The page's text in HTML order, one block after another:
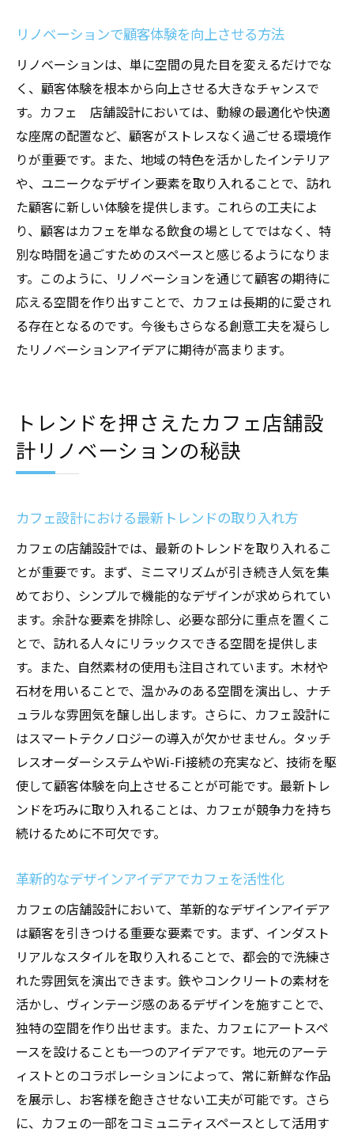
リノベーションで顧客体験を向上させる方法
リノベーションは、単に空間の見た目を変えるだけでな
く、顧客体験を根本から向上させる大きなチャンスで
す。カフェ 店舗設計においては、動線の最適化や快適
な座席の配置など、顧客がストレスなく過ごせる環境作
りが重要です。また、地域の特色を活かしたインテリア
や、ユニークなデザイン要素を取り入れることで、訪れ
た顧客に新しい体験を提供します。これらの工夫によ
り、顧客はカフェを単なる飲食の場としてではなく、特
別な時間を過ごすためのスペースと感じるようになりま
す。このように、リノベーションを通じて顧客の期待に
応える空間を作り出すことで、カフェは長期的に愛され
る存在となるのです。今後もさらなる創意工夫を凝らし
たリノベーションアイデアに期待が高まります。
トレンドを押さえたカフェ店舗設
計リノベーションの秘訣
カフェ設計における最新トレンドの取り入れ方
カフェの店舗設計では、最新のトレンドを取り入れるこ
とが重要です。まず、ミニマリズムが引き続き人気を集
めており、シンプルで機能的なデザインが求められてい
ます。余計な要素を排除し、必要な部分に重点を置くこ
とで、訪れる人々にリラックスできる空間を提供しま
す。また、自然素材の使用も注目されています。木材や
石材を用いることで、温かみのある空間を演出し、ナチ
ュラルな雰囲気を醸し出します。さらに、カフェ設計に
はスマートテクノロジーの導入が欠かせません。タッチ
レスオーダーシステムやWi-Fi接続の充実など、技術を駆
使して顧客体験を向上させることが可能です。最新トレ
ンドを巧みに取り入れることは、カフェが競争力を持ち
続けるために不可欠です。
革新的なデザインアイデアでカフェを活性化
カフェの店舗設計において、革新的なデザインアイデア
は顧客を引きつける重要な要素です。まず、インダスト
リアルなスタイルを取り入れることで、都会的で洗練さ
れた雰囲気を演出できます。鉄やコンクリートの素材を
活かし、ヴィンテージ感のあるデザインを施すことで、
独特の空間を作り出せます。また、カフェにアートスペ
ースを設けることも一つのアイデアです。地元のアーテ
ィストとのコラボレーションによって、常に新鮮な作品
を展示し、お客様を飽きさせない工夫が可能です。さら
に、カフェの一部をコミュニティスペースとして活用す